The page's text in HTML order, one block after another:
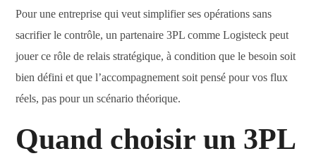
Pour une entreprise qui veut simplifier ses opérations sans
sacrifier le contrôle, un partenaire 3PL comme Logisteck peut
jouer ce rôle de relais stratégique, à condition que le besoin soit
bien défini et que l’accompagnement soit pensé pour vos flux
réels, pas pour un scénario théorique.
Quand choisir un 3PL